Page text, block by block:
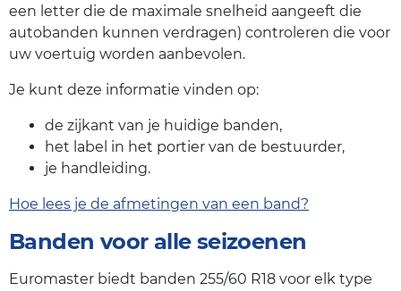
een letter die de maximale snelheid aangeeft die
autobanden kunnen verdragen) controleren die voor
uw voertuig worden aanbevolen.
Je kunt deze informatie vinden op:
de zijkant van je huidige banden,
het label in het portier van de bestuurder,
je handleiding.
Hoe lees je de afmetingen van een band?
Banden voor alle seizoenen
Euromaster biedt banden 255/60 R18 voor elk type